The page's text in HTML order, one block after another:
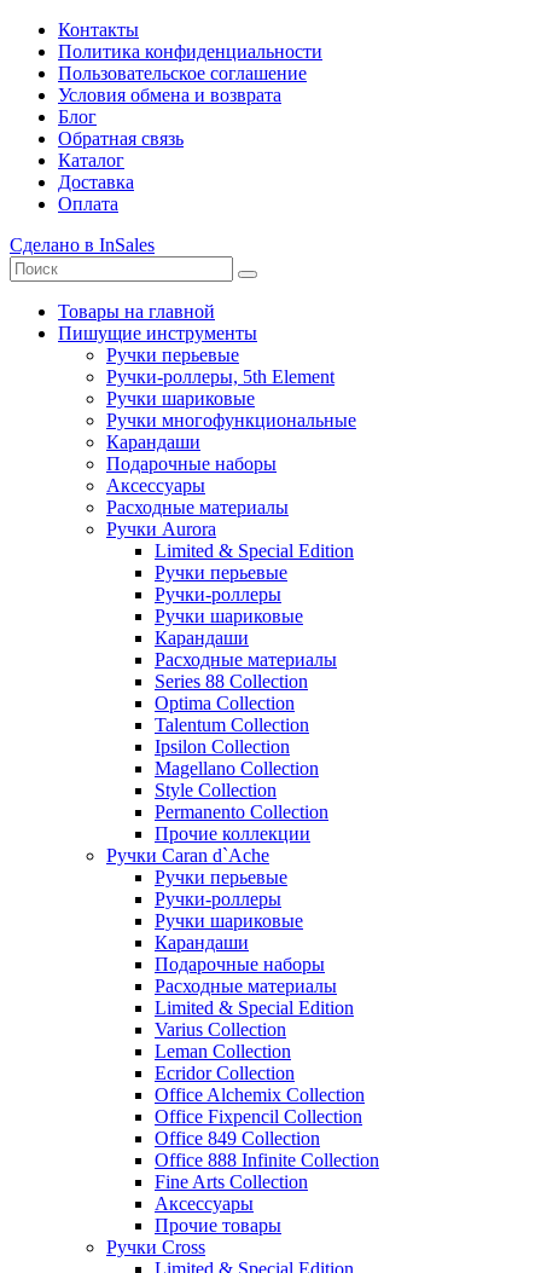
Контакты
Политика конфиденциальности
Пользовательское соглашение
Условия обмена и возврата
Блог
Обратная связь
Каталог
Доставка
Оплата
Сделано в InSales
Товары на главной
Пишущие инструменты
Ручки перьевые
Ручки-роллеры, 5th Element
Ручки шариковые
Ручки многофункциональные
Карандаши
Подарочные наборы
Аксессуары
Расходные материалы
Ручки Aurora
Limited & Special Edition
Ручки перьевые
Ручки-роллеры
Ручки шариковые
Карандаши
Расходные материалы
Series 88 Collection
Optima Collection
Talentum Collection
Ipsilon Collection
Magellano Collection
Style Collection
Permanento Collection
Прочие коллекции
Ручки Caran d`Ache
Ручки перьевые
Ручки-роллеры
Ручки шариковые
Карандаши
Подарочные наборы
Расходные материалы
Limited & Special Edition
Varius Collection
Leman Collection
Ecridor Collection
Office Alchemix Collection
Office Fixpencil Collection
Office 849 Collection
Office 888 Infinite Collection
Fine Arts Collection
Аксессуары
Прочие товары
Ручки Cross
Limited & Special Edition